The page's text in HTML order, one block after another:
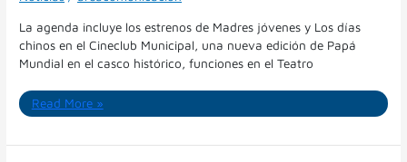
La agenda incluye los estrenos de Madres jóvenes y Los días
chinos en el Cineclub Municipal, una nueva edición de Papá
Mundial en el casco histórico, funciones en el Teatro
Read More »